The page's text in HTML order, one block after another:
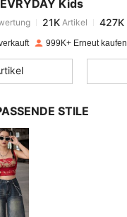
Kids
bezahltVor 1 Tag
999K+ Erneut kaufen
STILE